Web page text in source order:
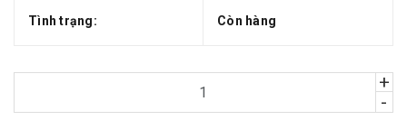
Tình trạng: Còn hàng
+
-